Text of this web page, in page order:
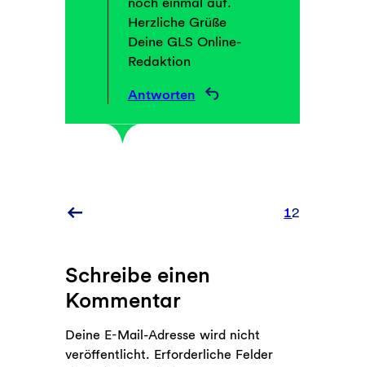
Herzliche Grüße
Deine GLS Online-
Redaktion
Antworten
Kommentare
12
Schreibe einen
Kommentar
Deine E-Mail-Adresse wird nicht
veröffentlicht. Erforderliche Felder